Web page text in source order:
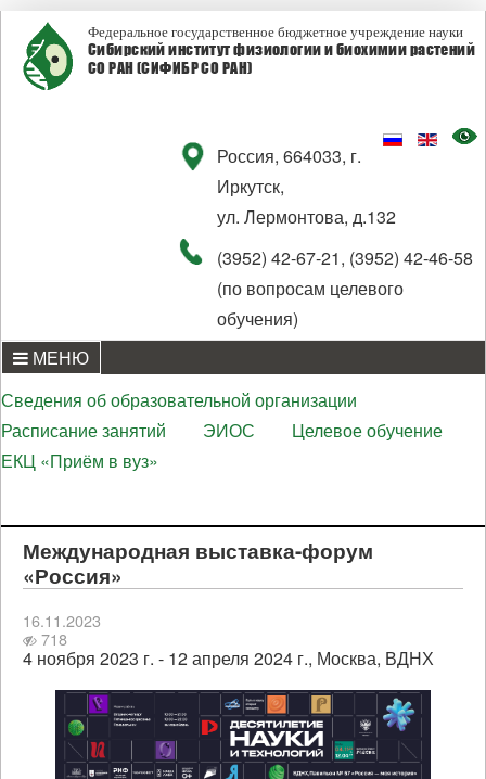
Федеральное государственное бюджетное учреждение науки
Сибирский институт физиологии и биохимии растений
СО РАН (СИФИБР СО РАН)
Россия, 664033, г.
Иркутск,
ул. Лермонтова, д.132
(3952) 42-67-21, (3952) 42-46-58
(по вопросам целевого
обучения)
МЕНЮ
Сведения об образовательной организации
Расписание занятий
ЭИОС
Целевое обучение
ЕКЦ «Приём в вуз»
Международная выставка-форум
«Россия»
16.11.2023
718
4 ноября 2023 г. - 12 апреля 2024 г., Москва, ВДНХ